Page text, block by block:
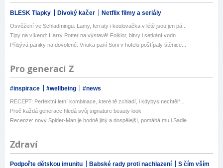
BLESK Tlapky Divoký kačer Netflix filmy a seriály
Osvěžení ve Schladmingu: Lamy, ferraty i koulovačka v létě jsou jen pá...
Tipy na víkend: Harry Potter na výstavě! Folklor, bitvy i setkání vodn...
Přibývá paniky na dovolené: Vnuka paní Soni v hotelu poštípaly štěnice...
Pro generaci Z
#inspirace #wellbeing #news
RECEPT: Perfektní letní kombinace, které tě zchladí, i kdybys nechtěl*...
Proč každá generace hledá svůj signature beauty look
Recenze: nový Spider-Man je hodně jiný a dospělejší, pomáhá mu i Sadie...
Zdraví
Podpořte dětskou imunitu Babské rady proti nachlazení
S čím vším